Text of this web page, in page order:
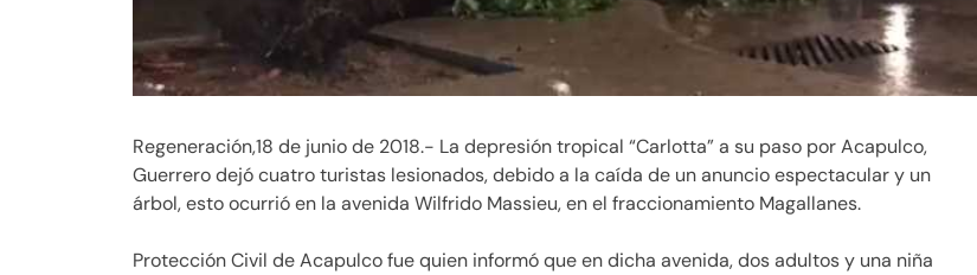
Regeneración,18 de junio de 2018.- La depresión tropical “Carlotta” a su paso por Acapulco,
Guerrero dejó cuatro turistas lesionados, debido a la caída de un anuncio espectacular y un
árbol, esto ocurrió en la avenida Wilfrido Massieu, en el fraccionamiento Magallanes.
Protección Civil de Acapulco fue quien informó que en dicha avenida, dos adultos y una niña